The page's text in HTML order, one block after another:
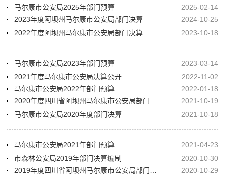
马尔康市公安局2025年部门预算
2025-02-14
2023年度阿坝州马尔康市公安局部门决算
2024-10-25
2022年度阿坝州马尔康市公安局部门决算
2023-10-18
马尔康市公安局2023年部门预算
2023-03-14
2021年度马尔康市公安局决算公开
2022-11-02
马尔康市公安局2022年部门预算
2022-01-18
2021-10-19
马尔康市公安局2020年度部门决算
2021-10-18
马尔康市公安局2021年部门预算
2021-04-23
市森林公安局2019年部门决算编制
2020-10-30
2020-10-29